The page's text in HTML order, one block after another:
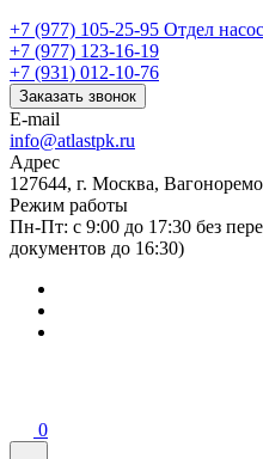
+7 (977) 105-25-95 Отдел
+7 (977) 123-16-19
+7 (931) 012-10-76
Заказать звонок
E-mail
info@atlastpk.ru
Адрес
127644, г. Москва,
Режим работы
Пн-Пт: с 9:00 до 17:30 без
документов до 16:30)
0